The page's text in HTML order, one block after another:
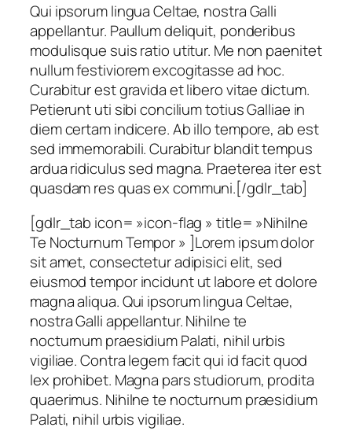
Qui ipsorum lingua Celtae, nostra Galli
appellantur. Paullum deliquit, ponderibus
modulisque suis ratio utitur. Me non paenitet
nullum festiviorem excogitasse ad hoc.
Curabitur est gravida et libero vitae dictum.
Petierunt uti sibi concilium totius Galliae in
diem certam indicere. Ab illo tempore, ab est
sed immemorabili. Curabitur blandit tempus
ardua ridiculus sed magna. Praeterea iter est
quasdam res quas ex communi.[/gdlr_tab]
[gdlr_tab icon= »icon-flag » title= »Nihilne
Te Nocturnum Tempor » ]Lorem ipsum dolor
sit amet, consectetur adipisici elit, sed
eiusmod tempor incidunt ut labore et dolore
magna aliqua. Qui ipsorum lingua Celtae,
nostra Galli appellantur. Nihilne te
nocturnum praesidium Palati, nihil urbis
vigiliae. Contra legem facit qui id facit quod
lex prohibet. Magna pars studiorum, prodita
quaerimus. Nihilne te nocturnum praesidium
Palati, nihil urbis vigiliae.